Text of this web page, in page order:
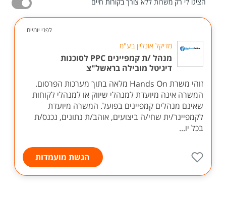
לפני יומיים
מדיקל אונליין בע"מ
מנהל /ת קמפיינים PPC לסוכנות
דיגיטל מובילה בראשל"צ
זוהי משרת Hands On מלאה בתוך מערכות הפרסום.
המשרה אינה מיועדת למנהלי שיווק או למנהלי לקוחות
שאינם מנהלים קמפיינים בפועל. המשרה מיועדת
לקמפיינר/ית שחי/ה ביצועים, אוהב/ת נתונים, נכנס/ת
בכל יו...
הגשת מועמדות